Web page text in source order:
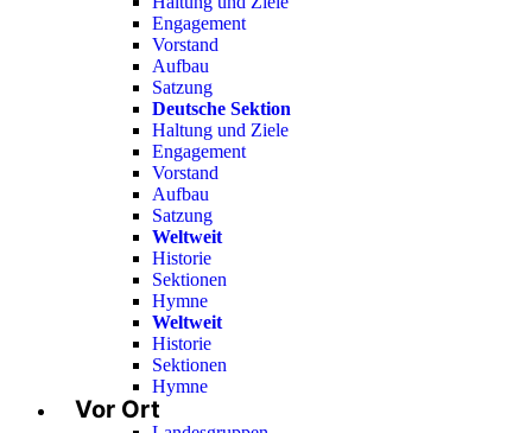
Engagement
Vorstand
Aufbau
Satzung
Deutsche Sektion
Haltung und Ziele
Engagement
Vorstand
Aufbau
Satzung
Weltweit
Historie
Sektionen
Hymne
Weltweit
Historie
Sektionen
Hymne
Vor Ort